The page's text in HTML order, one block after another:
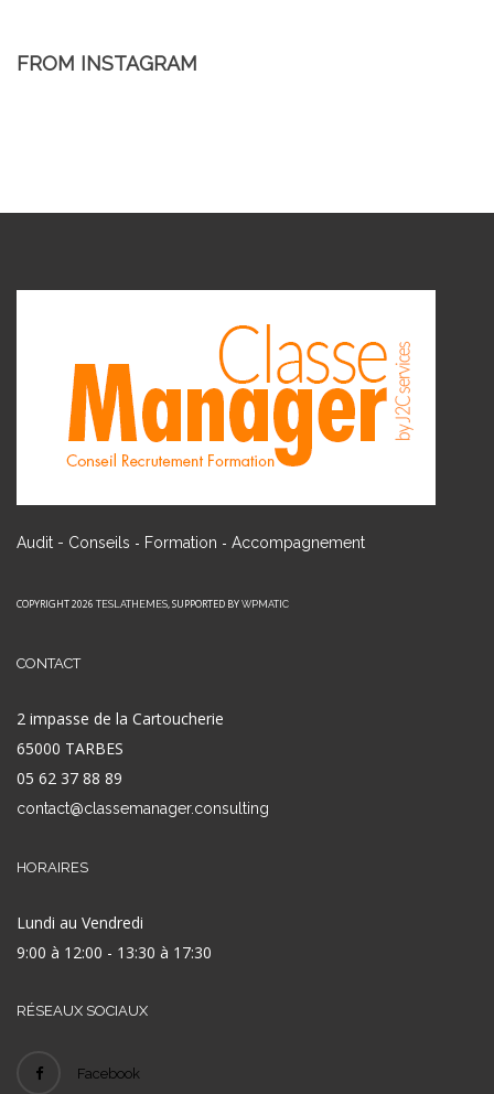
FROM INSTAGRAM
Audit - Conseils - Formation - Accompagnement
COPYRIGHT 2026 TESLATHEMES, SUPPORTED BY WPMATIC
CONTACT
2 impasse de la Cartoucherie
65000 TARBES
05 62 37 88 89
contact@classemanager.consulting
HORAIRES
Lundi au Vendredi
9:00 à 12:00 - 13:30 à 17:30
RÉSEAUX SOCIAUX
Facebook